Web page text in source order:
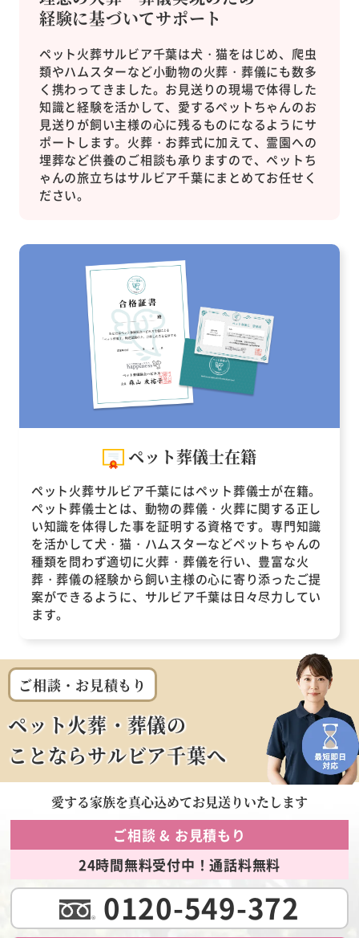
経験に基づいてサポート
ペット火葬サルビア千葉は犬・猫をはじめ、爬虫
類やハムスターなど小動物の火葬・葬儀にも数多
く携わってきました。お見送りの現場で体得した
知識と経験を活かして、愛するペットちゃんのお
見送りが飼い主様の心に残るものになるようにサ
ポートします。火葬・お葬式に加えて、霊園への
埋葬など供養のご相談も承りますので、ペットち
ゃんの旅立ちはサルビア千葉にまとめてお任せく
ださい。
ペット葬儀士在籍
ペット火葬サルビア千葉にはペット葬儀士が在籍。
ペット葬儀士とは、動物の葬儀・火葬に関する正し
い知識を体得した事を証明する資格です。専門知識
を活かして犬・猫・ハムスターなどペットちゃんの
種類を問わず適切に火葬・葬儀を行い、豊富な火
葬・葬儀の経験から飼い主様の心に寄り添ったご提
案ができるように、サルビア千葉は日々尽力してい
ます。
ご相談・お見積もり
ペット火葬・葬儀の
ことならサルビア千葉へ
愛する家族を真心込めてお見送りいたします
ご相談 & お見積もり
24時間無料受付中！通話料無料
0120-549-372